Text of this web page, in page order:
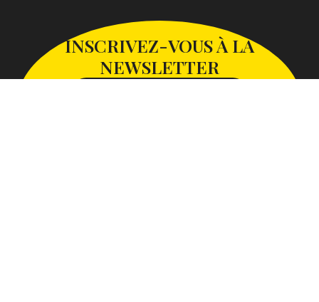
INSCRIVEZ-VOUS À LA
NEWSLETTER